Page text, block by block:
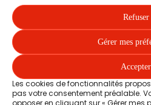
Refuser
Gérer mes
Accepter
Les cookies de fonctionnalités
pas votre consentement préalable.
opposer en cliquant sur « Gérer mes
Plan du site
Accessibilité : partiellement